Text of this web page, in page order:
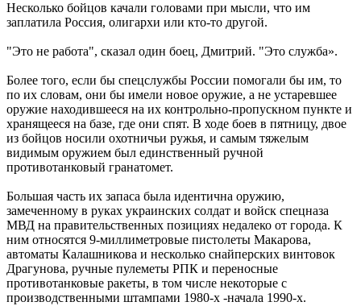
Несколько бойцов качали головами при мысли, что им
заплатила Россия, олигархи или кто-то другой.
"Это не работа", сказал один боец, Дмитрий. "Это служба».
Более того, если бы спецслужбы России помогали бы им, то
по их словам, они бы имели новое оружие, а не устаревшее
оружие находившееся на их контрольно-пропускном пункте и
хранящееся на базе, где они спят. В ходе боев в пятницу, двое
из бойцов носили охотничьи ружья, и самым тяжелым
видимым оружием был единственный ручной
противотанковый гранатомет.
Большая часть их запаса была идентична оружию,
замеченному в руках украинских солдат и войск спецназа
МВД на правительственных позициях недалеко от города. К
ним относятся 9-миллиметровые пистолеты Макарова,
автоматы Калашникова и несколько снайперских винтовок
Драгунова, ручные пулеметы РПК и переносные
противотанковые ракеты, в том числе некоторые с
производственными штампами 1980-х -начала 1990-х.